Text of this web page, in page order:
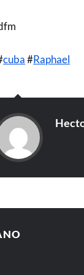
cuba#Raphael